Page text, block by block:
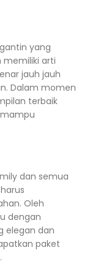
yang
memiliki arti
jauh jauh
Dalam momen
terbaik
dan semua
Oleh
dengan
elegan dan
paket